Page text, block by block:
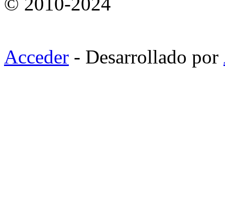
Acceder - Desarrollado por